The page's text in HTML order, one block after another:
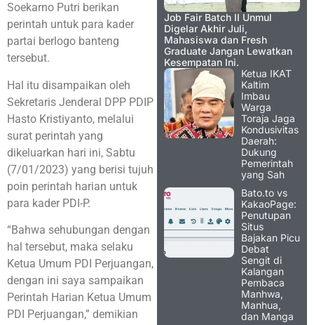
Soekarno Putri berikan
perintah untuk para kader
partai berlogo banteng
tersebut.
Hal itu disampaikan oleh
Sekretaris Jenderal DPP PDIP
Hasto Kristiyanto, melalui
surat perintah yang
dikeluarkan hari ini, Sabtu
(7/01/2023) yang berisi tujuh
poin perintah harian untuk
para kader PDI-P.
“Bahwa sehubungan dengan
hal tersebut, maka selaku
Ketua Umum PDI Perjuangan,
dengan ini saya sampaikan
Perintah Harian Ketua Umum
PDI Perjuangan,” demikian
Job Fair Batch II Unmul
Digelar Akhir Juli,
Mahasiswa dan Fresh
Graduate Jangan Lewatkan
Kesempatan Ini.
Ketua IKAT
Kaltim
Imbau
Warga
Toraja Jaga
Kondusivitas
Daerah:
Dukung
Pemerintah
yang Sah
Bato.to vs
KakaoPage:
Penutupan
Situs
Bajakan Picu
Debat
Sengit di
Kalangan
Pembaca
Manhwa,
Manhua,
dan Manga